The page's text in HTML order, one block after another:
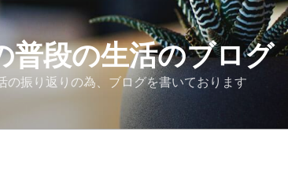
普段の生活のブログ
振り返りの為、ブログを書いております